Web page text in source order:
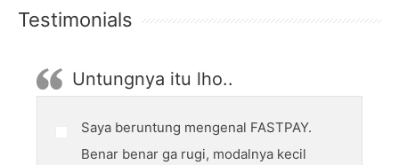
Testimonials
Untungnya itu lho..
Saya beruntung mengenal FASTPAY.
Benar benar ga rugi, modalnya kecil